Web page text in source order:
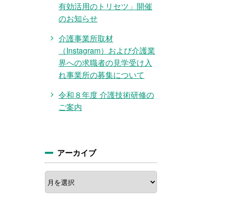
有効活用のトリセツ」開催
のお知らせ
介護事業所取材
（Instagram）および介護業
界への求職者の見学受け入
れ事業所の募集について
令和８年度 介護技術研修の
ご案内
アーカイブ
ア
ー
カ